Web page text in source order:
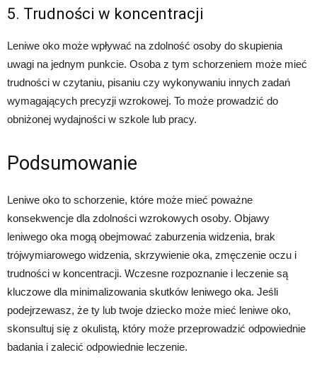
5. Trudności w koncentracji
Leniwe oko może wpływać na zdolność osoby do skupienia
uwagi na jednym punkcie. Osoba z tym schorzeniem może mieć
trudności w czytaniu, pisaniu czy wykonywaniu innych zadań
wymagających precyzji wzrokowej. To może prowadzić do
obniżonej wydajności w szkole lub pracy.
Podsumowanie
Leniwe oko to schorzenie, które może mieć poważne
konsekwencje dla zdolności wzrokowych osoby. Objawy
leniwego oka mogą obejmować zaburzenia widzenia, brak
trójwymiarowego widzenia, skrzywienie oka, zmęczenie oczu i
trudności w koncentracji. Wczesne rozpoznanie i leczenie są
kluczowe dla minimalizowania skutków leniwego oka. Jeśli
podejrzewasz, że ty lub twoje dziecko może mieć leniwe oko,
skonsultuj się z okulistą, który może przeprowadzić odpowiednie
badania i zalecić odpowiednie leczenie.